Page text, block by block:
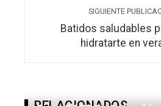
SIGUIENTE
Batidos saludables
hidratarte en